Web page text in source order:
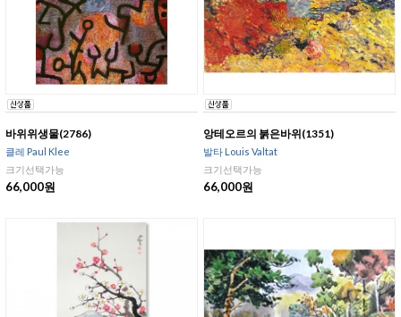
바위위생물(2786)
클레 Paul Klee
크기선택가능
66,000원
앙테오르의 붉은바위(1351)
발타 Louis Valtat
크기선택가능
66,000원